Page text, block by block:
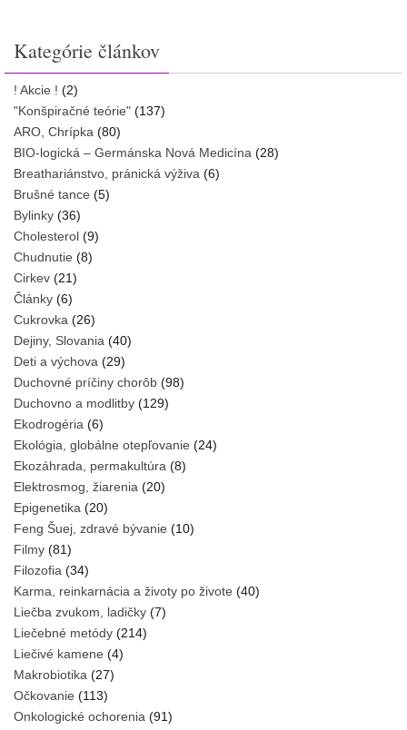
Kategórie článkov
! Akcie ! (2)
"Konšpiračné teórie" (137)
ARO, Chrípka (80)
BIO-logická – Germánska Nová Medicína (28)
Breathariánstvo, pránická výživa (6)
Brušné tance (5)
Bylinky (36)
Cholesterol (9)
Chudnutie (8)
Cirkev (21)
Články (6)
Cukrovka (26)
Dejiny, Slovania (40)
Deti a výchova (29)
Duchovné príčiny chorôb (98)
Duchovno a modlitby (129)
Ekodrogéria (6)
Ekológia, globálne otepľovanie (24)
Ekozáhrada, permakultúra (8)
Elektrosmog, žiarenia (20)
Epigenetika (20)
Feng Šuej, zdravé bývanie (10)
Filmy (81)
Filozofia (34)
Karma, reinkarnácia a životy po živote (40)
Liečba zvukom, ladičky (7)
Liečebné metódy (214)
Liečivé kamene (4)
Makrobiotika (27)
Očkovanie (113)
Onkologické ochorenia (91)